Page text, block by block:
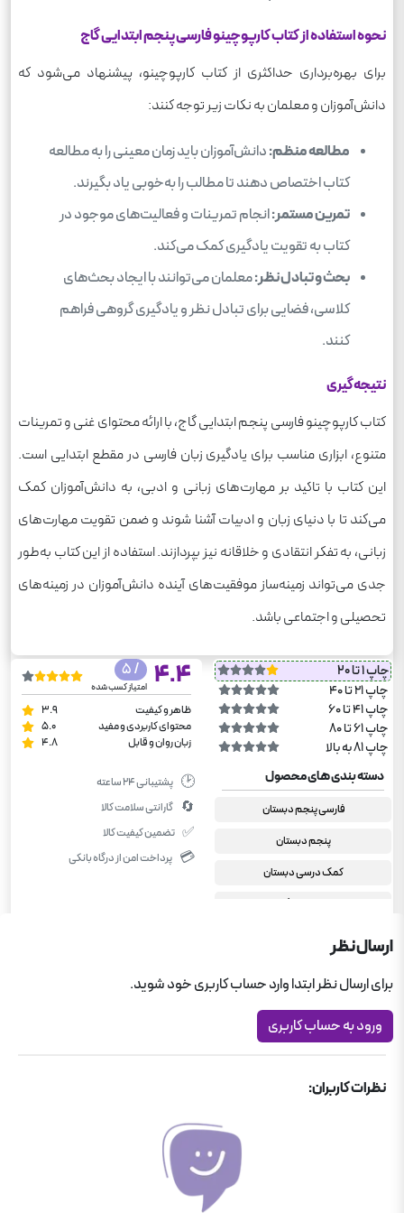
نحوه استفاده از کتاب کارپوچینو فارسی پنجم ابتدایی گاج
برای بهره‌برداری حداکثری از کتاب کارپوچینو، پیشنهاد می‌شود که
دانش‌آموزان و معلمان به نکات زیر توجه کنند:
مطالعه منظم:دانش‌آموزان باید زمان معینی را به مطالعه
کتاب اختصاص دهند تا مطالب را به‌خوبی یاد بگیرند.
تمرین مستمر:انجام تمرینات و فعالیت‌های موجود در
کتاب به تقویت یادگیری کمک می‌کند.
بحث و تبادل نظر:معلمان می‌توانند با ایجاد بحث‌های
کلاسی، فضایی برای تبادل نظر و یادگیری گروهی فراهم
کنند.
نتیجه‌گیری
کتاب کارپوچینو فارسی پنجم ابتدایی گاج، با ارائه محتوای غنی و تمرینات
متنوع، ابزاری مناسب برای یادگیری زبان فارسی در مقطع ابتدایی است.
این کتاب با تاکید بر مهارت‌های زبانی و ادبی، به دانش‌آموزان کمک
می‌کند تا با دنیای زبان و ادبیات آشنا شوند و ضمن تقویت مهارت‌های
زبانی، به تفکر انتقادی و خلاقانه نیز بپردازند. استفاده از این کتاب به‌طور
جدی می‌تواند زمینه‌ساز موفقیت‌های آینده دانش‌آموزان در زمینه‌های
تحصیلی و اجتماعی باشد.
چاپ 1 تا 20
چاپ 21 تا 40
چاپ 41 تا 60
چاپ 61 تا 80
چاپ 81 به بالا
4.4
/ 5
امتیاز کسب شده
ظاهر و کیفیت
3.9
محتوای کاربردی و مفید
5.0
زبان روان و قابل
4.8
دسته بندی های محصول
فارسی پنجم دبستان
پنجم دبستان
کمک درسی دبستان
کارپوچینو گاج
🕑 پشتیبانی ۲۴ ساعته
🔄 گارانتی سلامت کالا
✅ تضمین کیفیت کالا
💳 پرداخت امن از درگاه بانکی
ارسال نظر
برای ارسال نظر ابتدا وارد حساب کاربری خود شوید.
ورود به حساب کاربری
نظرات کاربران: